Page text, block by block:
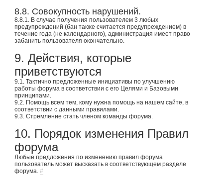
8.8. Совокупность нарушений.
8.8.1. В случае получения пользователем 3 любых
предупреждений (бан также считается предупреждением) в
течение года (не календарного), администрация имеет право
забанить пользователя окончательно.
9. Действия, которые
приветствуются
9.1. Тактично предложенные инициативы по улучшению
работы форума в соответствии с его Целями и Базовыми
принципами.
9.2. Помощь всем тем, кому нужна помощь на нашем сайте, в
соответствии с данными правилами.
9.3. Стремление стать членом команды форума.
10. Порядок изменения Правил
форума
Любые предложения по изменению правил форума
пользователь может высказать в соответствующем разделе
форума. #